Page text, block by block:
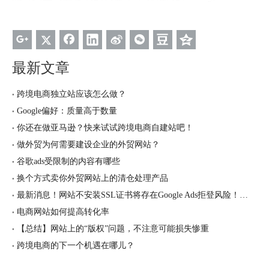
最新文章
跨境电商独立站应该怎么做？
Google偏好：质量高于数量
你还在做亚马逊？快来试试跨境电商自建站吧！
做外贸为何需要建设企业的外贸网站？
谷歌ads受限制的内容有哪些
换个方式卖你外贸网站上的清仓处理产品
最新消息！网站不安装SSL证书将存在Google Ads拒登风险！！！
电商网站如何提高转化率
【总结】网站上的“版权”问题，不注意可能损失惨重
跨境电商的下一个机遇在哪儿？